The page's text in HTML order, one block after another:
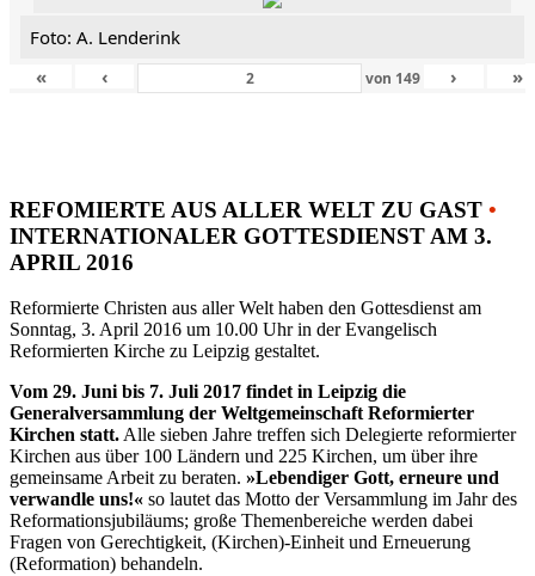
Foto: A. Lenderink
«
‹ von 149 › »
REFOMIERTE AUS ALLER WELT ZU GAST •
INTERNATIONALER GOTTESDIENST AM 3.
APRIL 2016
Reformierte Christen aus aller Welt haben den Gottesdienst am
Sonntag, 3. April 2016 um 10.00 Uhr in der Evangelisch
Reformierten Kirche zu Leipzig gestaltet.
Vom 29. Juni bis 7. Juli 2017 findet in Leipzig die
Generalversammlung der Weltgemeinschaft Reformierter
Kirchen statt.Alle sieben Jahre treffen sich Delegierte reformierter
Kirchen aus über 100 Ländern und 225 Kirchen, um über ihre
gemeinsame Arbeit zu beraten. »Lebendiger Gott, erneure und
verwandle uns!« so lautet das Motto der Versammlung im Jahr des
Reformationsjubiläums; große Themenbereiche werden dabei
Fragen von Gerechtigkeit, (Kirchen)-Einheit und Erneuerung
(Reformation) behandeln.